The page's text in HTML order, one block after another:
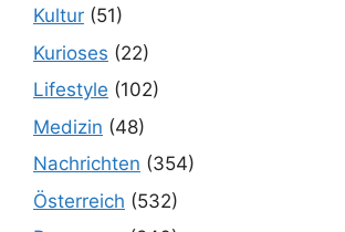
Kultur (51)
Kurioses (22)
Lifestyle (102)
Medizin (48)
Nachrichten (354)
Österreich (532)